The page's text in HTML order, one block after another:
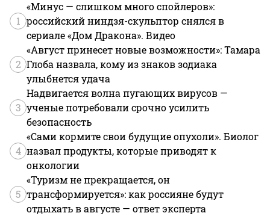
1
«Минус — слишком много спойлеров»:
российский ниндзя-скульптор снялся в
сериале «Дом Дракона». Видео
2
«Август принесет новые возможности»: Тамара
Глоба назвала, кому из знаков зодиака
улыбнется удача
3
Надвигается волна пугающих вирусов —
ученые потребовали срочно усилить
безопасность
4
«Сами кормите свои будущие опухоли». Биолог
назвал продукты, которые приводят к
онкологии
5
«Туризм не прекращается, он
трансформируется»: как россияне будут
отдыхать в августе — ответ эксперта